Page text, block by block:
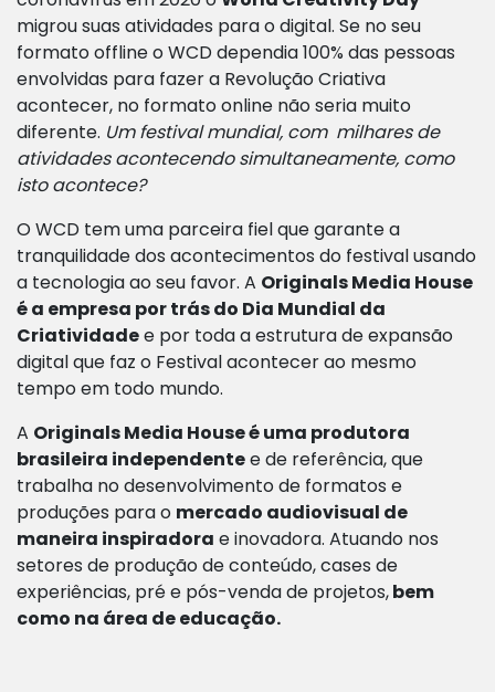
migrou suas atividades para o digital. Se no seu
formato offline o WCD dependia 100% das pessoas
envolvidas para fazer a Revolução Criativa
acontecer, no formato online não seria muito
diferente. Um festival mundial, com milhares de
atividades acontecendo simultaneamente, como
isto acontece?
O WCD tem uma parceira fiel que garante a
tranquilidade dos acontecimentos do festival usando
a tecnologia ao seu favor. A Originals Media House
é a empresa por trás do Dia Mundial da
Criatividadee por toda a estrutura de expansão
digitalque faz o Festival acontecer ao mesmo
tempo em todo mundo.
A Originals Media House é uma produtora
brasileira independentee de referência, que
trabalha no desenvolvimento de formatos e
produções para o mercado audiovisual de
maneira inspiradora e inovadora. Atuando nos
setores de produção de conteúdo, cases de
experiências, pré e pós-venda de projetos,bem
como na área de educação.